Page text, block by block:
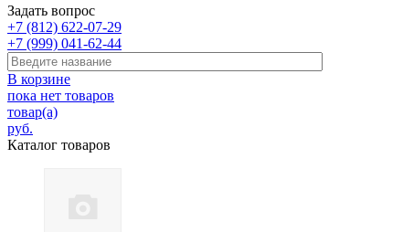
Задать вопрос
+7 (812) 622-07-29
+7 (999) 041-62-44
В корзине
пока нет товаров
товар(а)
руб.
Каталог товаров